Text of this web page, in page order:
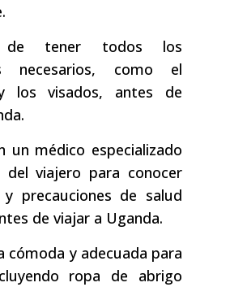
de tener todos los
necesarios, como el
los visados, antes de
un médico especializado
del viajero para conocer
y precauciones de salud
de viajar a Uganda.
cómoda y adecuada para
ropa de abrigo